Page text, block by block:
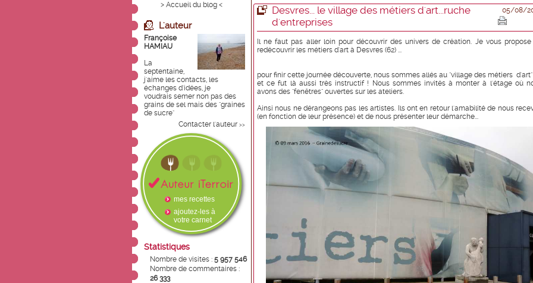
> Accueil du blog <
L'auteur
Françoise
HAMIAU
La
septentaine,
j'aime les contacts, les
échanges d'idées, je
voudrais semer non pas des
grains de sel mais des "graines
de sucre"
Contacter l'auteur >>
mes recettes
ajoutez-les à
votre carnet
Statistiques
Nombre de visites : 5 957 546
Nombre de commentaires :
26 333
Desvres... le village des métiers d'art...ruche
d'entreprises
05/08/
Il ne faut pas aller loin pour découvrir des univers de création. Je vous
redécouvrir les métiers d'art à Desvres (62) ...
pour finir cette journée découverte, nous sommes allés au "village des métiers
et ce fut là aussi très instructif ! Nous sommes invités à monter à l'étage où
avons des "fenêtres" ouvertes sur les ateliers.
Ainsi nous ne dérangeons pas les artistes. Ils ont en retour l'amabilité de nous
(en fonction de leur présence) et de nous présenter leur démarche...